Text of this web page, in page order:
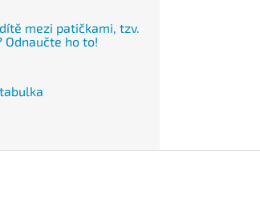
mezi patičkami, tzv.
Odnaučte ho to!